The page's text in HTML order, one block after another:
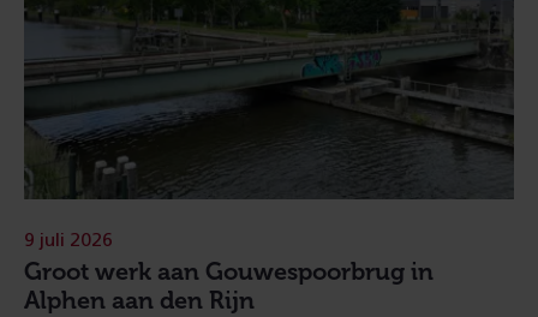
Groot werk aan Gouwespoorbrug in
Alphen aan den Rijn
9 juli 2026